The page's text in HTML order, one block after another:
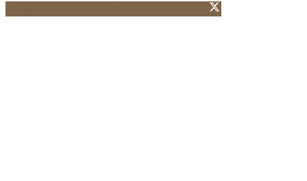
Guardar no Pinterest